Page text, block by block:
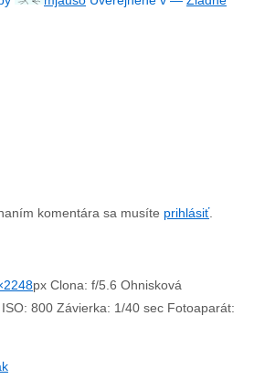
komentára sa musíte prihlásiť.
px Clona: f/5.6 Ohnisková
ISO: 800 Závierka: 1/40 sec Fotoaparát: